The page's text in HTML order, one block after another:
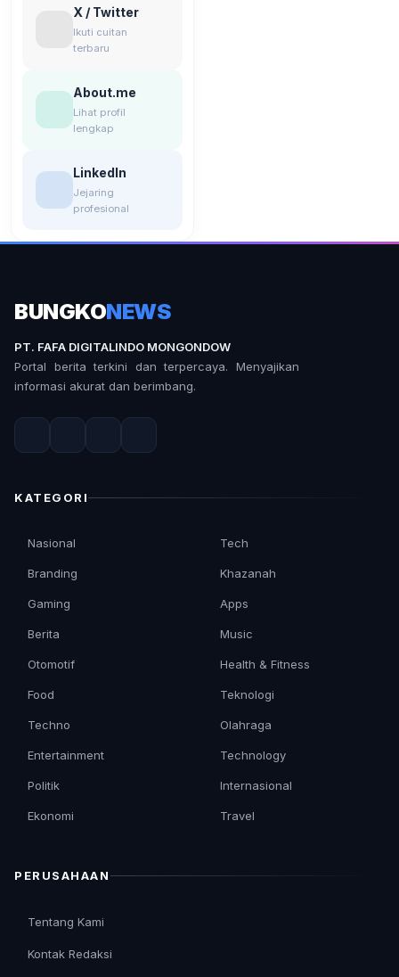
X / Twitter
Ikuti cuitan
terbaru
About.me
Lihat profil
lengkap
LinkedIn
Jejaring
profesional
BUNGKONEWS
PT. FAFA DIGITALINDO MONGONDOW
Portal berita terkini dan terpercaya. Menyajikan
informasi akurat dan berimbang.
KATEGORI
Nasional
Branding
Gaming
Berita
Otomotif
Tech
Khazanah
Apps
Music
Health & Fitness
Food
Techno
Entertainment
Politik
Ekonomi
Teknologi
Olahraga
Technology
Internasional
Travel
PERUSAHAAN
Tentang Kami
Kontak Redaksi